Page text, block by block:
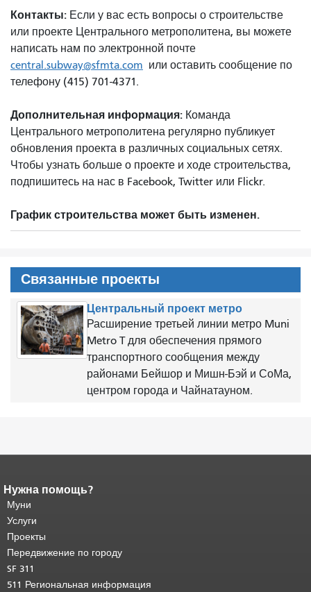
Контакты: Если у вас есть вопросы о строительстве
или проекте Центрального метрополитена, вы можете
написать нам по электронной почте
central.subway@sfmta.com или оставить сообщение по
телефону (415) 701-4371.
Дополнительная информация: Команда
Центрального метрополитена регулярно публикует
обновления проекта в различных социальных сетях.
Чтобы узнать больше о проекте и ходе строительства,
подпишитесь на нас в Facebook, Twitter или Flickr.
График строительства может быть изменен.
Связанные проекты
Центральный проект метро
Расширение третьей линии метро Muni
Metro T для обеспечения прямого
транспортного сообщения между
районами Бейшор и Мишн-Бэй и СоМа,
центром города и Чайнатауном.
Конец содержимого
страницы.
страницы повторяется на каждой
странице.
основного содержимого .
Нужна помощь?
Муни
Услуги
Проекты
Передвижение по городу
SF 311
511 Региональная информация